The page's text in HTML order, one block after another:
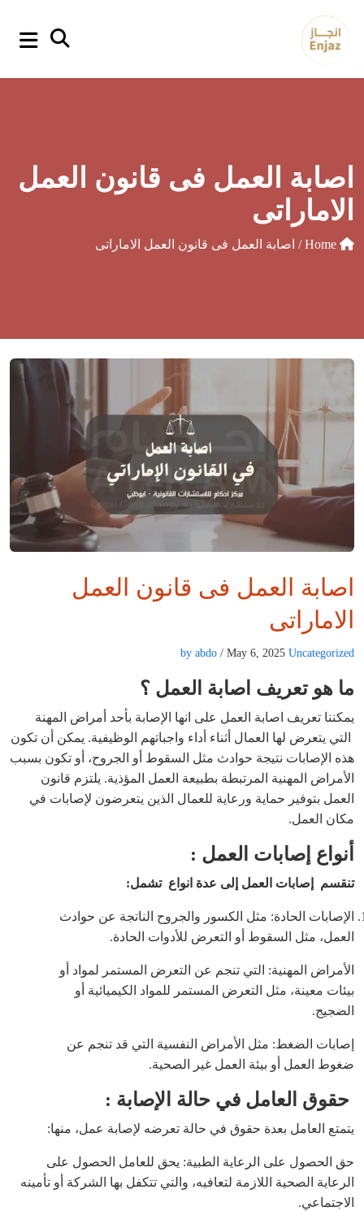
اصابة العمل فى قانون العمل
الاماراتى
/ اصابة العمل فى قانون العمل الاماراتى
اصابة العمل فى قانون العمل
الاماراتى
by abdo / May 6, 2025 Uncategorized
ما هو تعريف اصابة العمل ؟
يمكننا تعريف اصابة العمل على انها اﻹﺻﺎﺑﺔ ﺑﺄﺣﺪ أﻣﺮاض المهنة
التي يتعرض لها العمال أثناء أداء واجباتهم الوظيفية. يمكن أن تكون
هذه الإصابات نتيجة حوادث مثل السقوط أو الجروح، أو تكون بسبب
الأمراض المهنية المرتبطة بطبيعة العمل المؤذية. يلتزم قانون
العمل بتوفير حماية ورعاية للعمال الذين يتعرضون لإصابات في
مكان العمل.
أنواع إصابات العمل :
تنقسم إصابات العمل إلى عدة انواع تشمل:
الإصابات الحادة: مثل الكسور والجروح الناتجة عن حوادث
العمل، مثل السقوط أو التعرض للأدوات الحادة.
الأمراض المهنية: التي تنجم عن التعرض المستمر لمواد أو
بيئات معينة، مثل التعرض المستمر للمواد الكيميائية أو
الضجيج.
إصابات الضغط: مثل الأمراض النفسية التي قد تنجم عن
ضغوط العمل أو بيئة العمل غير الصحية.
حقوق العامل في حالة الإصابة :
يتمتع العامل بعدة حقوق في حالة تعرضه لإصابة عمل، منها:
حق الحصول على الرعاية الطبية: يحق للعامل الحصول على
الرعاية الصحية اللازمة لتعافيه، والتي تتكفل بها الشركة أو تأمينه
الاجتماعي.